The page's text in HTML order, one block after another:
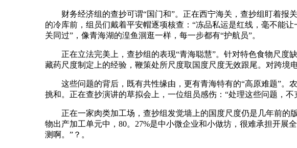
财务经济组的查抄可谓“国门和”。正在西宁海关，查抄组盯着报
的冷库前，组员们戴着平安帽逐项核查：“冻品私运是红线，毫不能
关同过”，像青海湖的湟鱼洄逛一样，每一步都有“护航员”。
正在立法完美上，查抄组的表现“青海聪慧”。针对特色食物尺度缺
藏药尺度制定上的经验，鞭策处所尺度取国度尺度无效跟尾。对跨境
这些问题的背后，既有共性缘由，更有青海特有的“高原难题”。
挑和。正在查抄演讲的草拟会上，一位组员感伤：“处理这些问题，不
正在一家肉类加工场，查抄组发觉墙上的国度尺度仍是几年前的版
物出产加工单元中，80。27%是中小微企业和小做坊，很难承担开展
测啊。”？。